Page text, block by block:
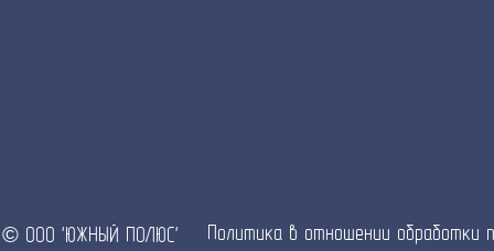
© ООО 'ЮЖНЫЙ ПОЛЮС' Политика в отношении обработки